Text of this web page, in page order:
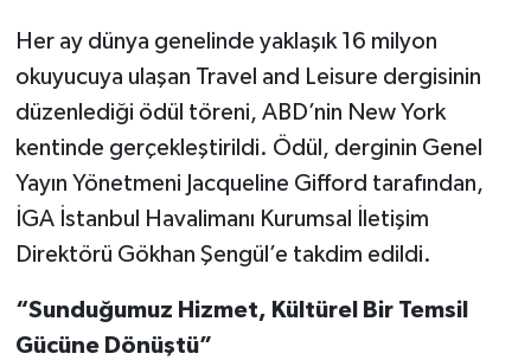
Her ay dünya genelinde yaklaşık 16 milyon
okuyucuya ulaşan Travel and Leisure dergisinin
düzenlediği ödül töreni, ABD’nin New York
kentinde gerçekleştirildi. Ödül, derginin Genel
Yayın Yönetmeni Jacqueline Gifford tarafından,
İGA İstanbul Havalimanı Kurumsal İletişim
Direktörü Gökhan Şengül’e takdim edildi.
“Sunduğumuz Hizmet, Kültürel Bir Temsil
Gücüne Dönüştü”